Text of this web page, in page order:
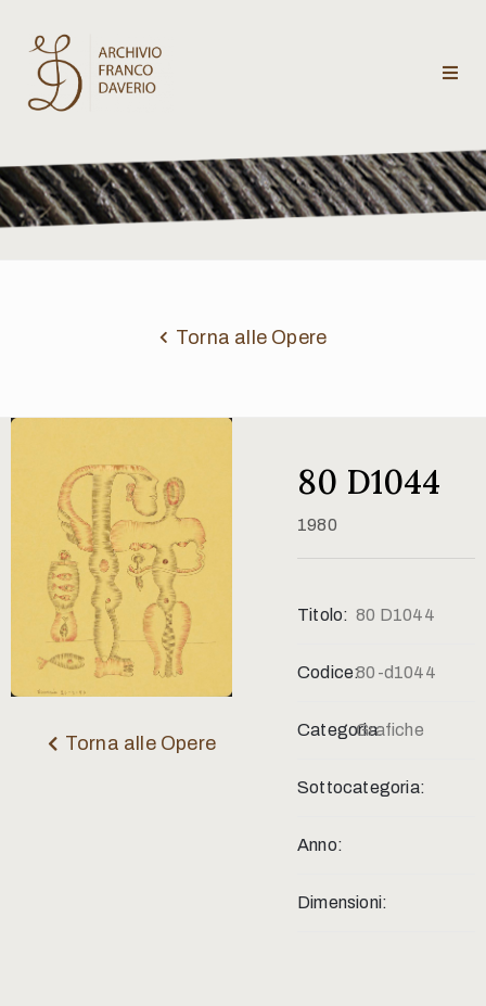
Archivio
Franco
Daverio
critici
Contatti
Torna alle Opere
Torna alle Opere
80 D1044
1980
Titolo: 80 D1044
Codice:80-d1044
Categoria:Grafiche
Sottocategoria:
Anno:
Dimensioni: